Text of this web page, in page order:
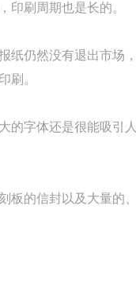
印刷周期也是长的。
纸仍然没有退出市场
刷。
的字体还是很能吸引
板的信封以及大量的